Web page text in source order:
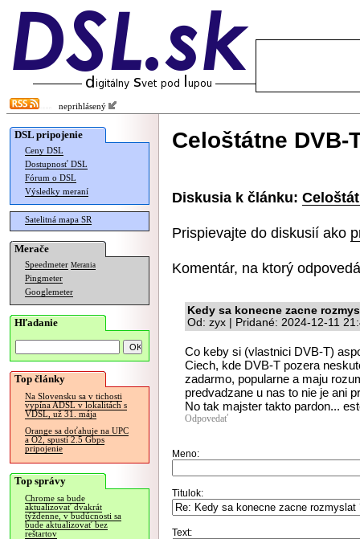
neprihlásený
DSL pripojenie
Ceny DSL
Dostupnosť DSL
Fórum o DSL
Výsledky meraní
Satelitná mapa SR
Merače
Speedmeter Merania
Pingmeter
Googlemeter
Hľadanie
Top články
Na Slovensku sa v tichosti
vypína ADSL v lokalitách s
VDSL, už 31. mája
Orange sa doťahuje na UPC
a O2, spustí 2.5 Gbps
pripojenie
Top správy
Chrome sa bude
aktualizovať dvakrát
týždenne, v budúcnosti sa
bude aktualizovať bez
reštartov
Celoštátne
Diskusia k článku:
Prispievajte do diskusií ako
Komentár, na ktorý
Kedy sa konecne zacne
Od: zyx | Pridané: 2024-12-11
Co keby si (vlastnici DVB-T)
Ciech, kde DVB-T pozera
zadarmo, popularne a maju
predvadzane u nas to nie je ani
No tak majster takto pardon...
Odpovedať
Meno:
Titulok:
Text: